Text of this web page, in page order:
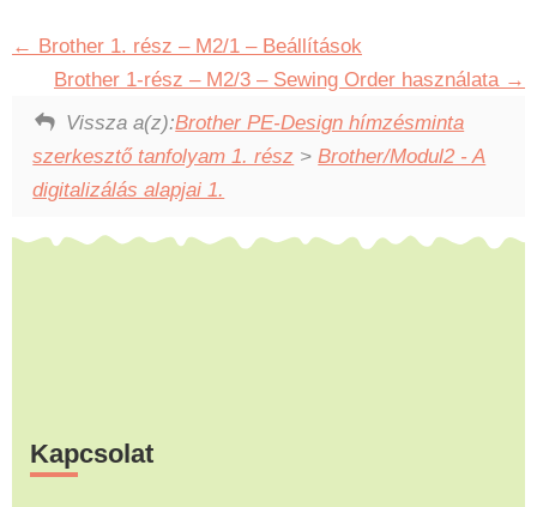
Brother 1. rész – M2/1 – Beállítások
Brother 1-rész – M2/3 – Sewing Order használata
Vissza a(z):Brother PE-Design hímzésminta
szerkesztő tanfolyam 1. rész >Brother/Modul2 - A
digitalizálás alapjai 1.
Kapcsolat